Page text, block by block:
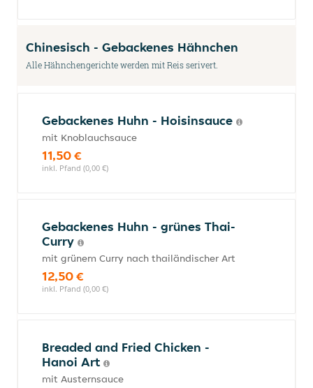
Chinesisch - Gebackenes Hähnchen
Alle Hähnchengerichte werden mit Reis serivert.
Gebackenes Huhn - Hoisinsauce
mit Knoblauchsauce
11,50 €
inkl. Pfand (0,00 €)
Gebackenes Huhn - grünes Thai-
Curry
mit grünem Curry nach thailändischer Art
12,50 €
inkl. Pfand (0,00 €)
Breaded and Fried Chicken -
Hanoi Art
mit Austernsauce